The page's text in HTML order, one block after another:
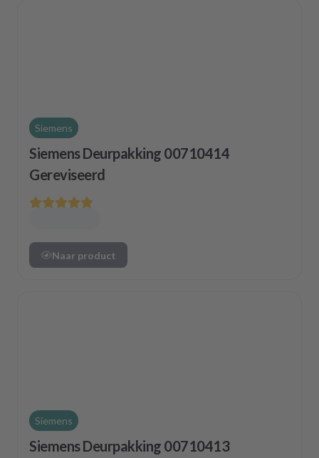
Siemens
Siemens Deurpakking 00710414
Gereviseerd
Naar product
Siemens
Siemens Deurpakking 00710413